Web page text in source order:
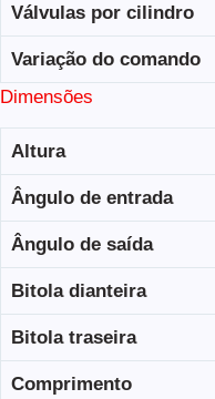
Válvulas por cilindro
Variação do comando
Dimensões
Altura
Ângulo de entrada
Ângulo de saída
Bitola dianteira
Bitola traseira
Comprimento